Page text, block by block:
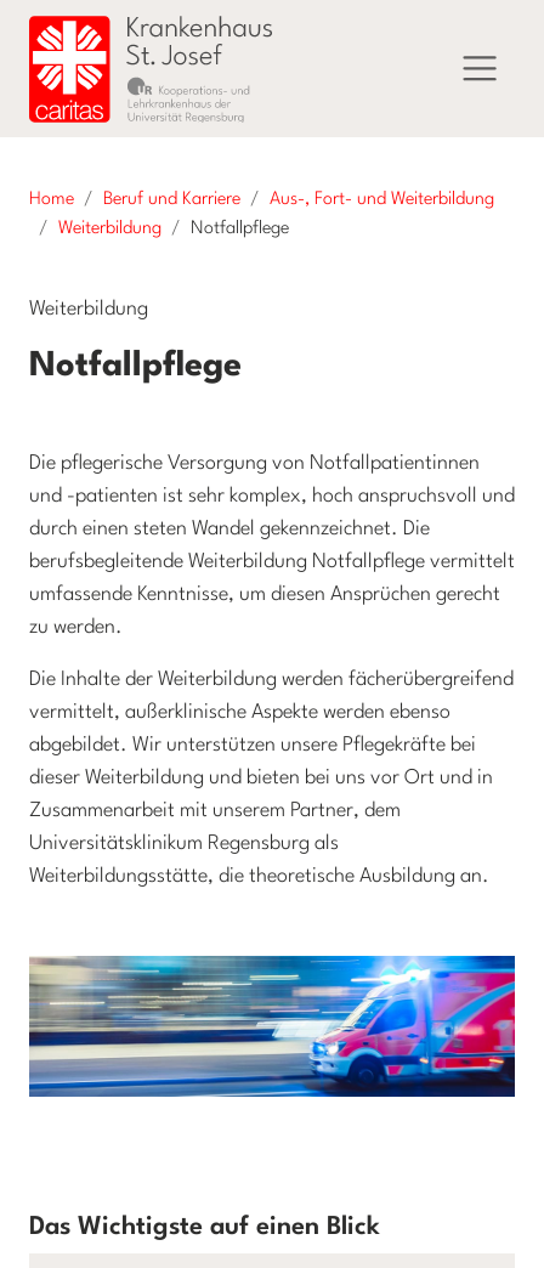
Home Beruf und Karriere
Aus-, Fort- und Weiterbildung
Weiterbildung
Notfallpflege
Weiterbildung
Notfallpflege
Die pflegerische Versorgung von Notfallpatientinnen
und -patienten ist sehr komplex, hoch anspruchsvoll und
durch einen steten Wandel gekennzeichnet. Die
berufsbegleitende Weiterbildung Notfallpflege vermittelt
umfassende Kenntnisse, um diesen Ansprüchen gerecht
zu werden.
Die Inhalte der Weiterbildung werden fächerübergreifend
vermittelt, außerklinische Aspekte werden ebenso
abgebildet. Wir unterstützen unsere Pflegekräfte bei
dieser Weiterbildung und bieten bei uns vor Ort und in
Zusammenarbeit mit unserem Partner, dem
Universitätsklinikum Regensburg als
Weiterbildungsstätte, die theoretische Ausbildung an.
Das Wichtigste auf einen Blick